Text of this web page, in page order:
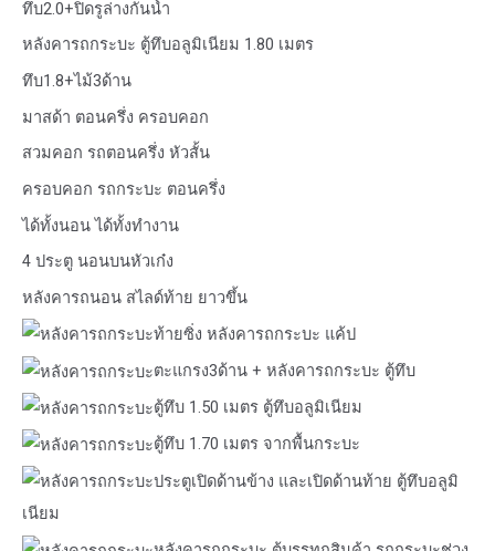
ทึบ2.0+ปิดรูล่างกันน้ำ
หลังคารถกระบะ ตู้ทึบอลูมิเนียม 1.80 เมตร
ทึบ1.8+ไม้3ด้าน
มาสด้า ตอนครึ่ง ครอบคอก
สวมคอก รถตอนครึ่ง หัวสั้น
ครอบคอก รถกระบะ ตอนครึ่ง
ได้ทั้งนอน ได้ทั้งทำงาน
4 ประตู นอนบนหัวเก๋ง
หลังคารถนอน สไลด์ท้าย ยาวขึ้น
ท้ายซิ่ง หลังคารถกระบะ แค้ป
ตะแกรง3ด้าน + หลังคารถกระบะ ตู้ทึบ
ตู้ทึบ 1.50 เมตร ตู้ทึบอลูมิเนียม
ตู้ทึบ 1.70 เมตร จากพื้นกระบะ
ประตูเปิดด้านข้าง และเปิดด้านท้าย ตู้ทึบอลูมิ
เนียม